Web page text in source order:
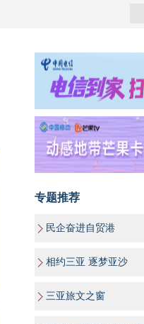
专题推荐
民企奋进自贸港
相约三亚 逐梦亚沙
三亚旅文之窗